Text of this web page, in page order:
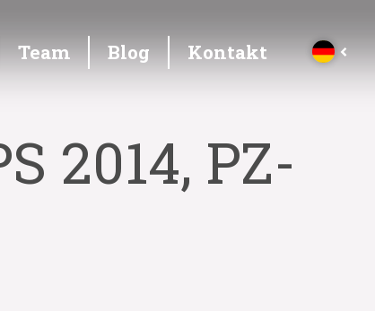
Team Blog Kontakt
2014, PZ-